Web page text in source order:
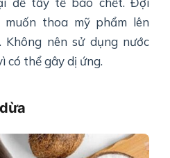
thoa mỹ phẩm lên
nên sử dụng nước
có thể gây dị ứng.